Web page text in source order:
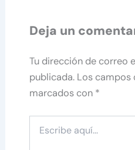
Deja un
Tu dirección de correo
publicada. Los campos
marcados con *
aquí...